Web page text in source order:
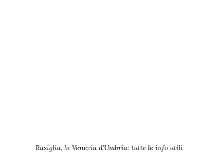
Rasiglia, la Venezia d’Umbria: tutte le info utili